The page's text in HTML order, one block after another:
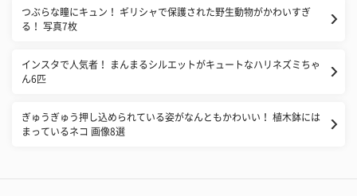
​つぶらな瞳にキュン！ ギリシャで保護された野生動物がかわいすぎ
る！ 写真7枚
インスタで人気者！ まんまるシルエットがキュートなハリネズミちゃ
ん6匹
ぎゅうぎゅう押し込められている姿がなんともかわいい！ 植木鉢には
まっているネコ 画像8選